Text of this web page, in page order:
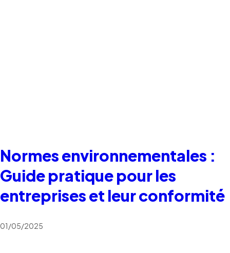
Normes environnementales :
Guide pratique pour les
entreprises et leur conformité
01/05/2025